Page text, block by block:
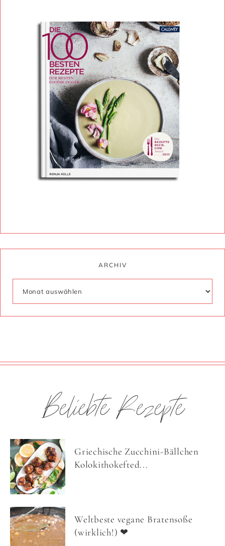
ARCHIV
Beliebte Rezepte
Griechische Zucchini-Bällchen
Kolokithokefted...
Weltbeste vegane Bratensoße
(wirklich!) ❤